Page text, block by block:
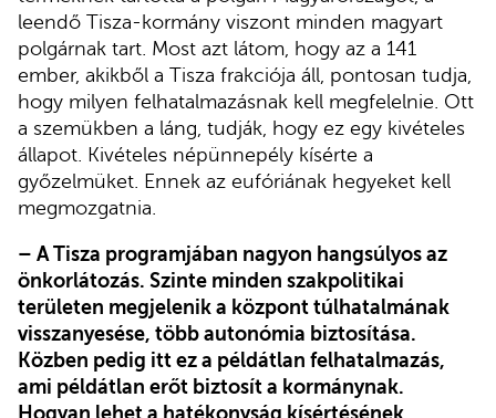
leendő Tisza-kormány viszont minden magyart
polgárnak tart. Most azt látom, hogy az a 141
ember, akikből a Tisza frakciója áll, pontosan tudja,
hogy milyen felhatalmazásnak kell megfelelnie. Ott
a szemükben a láng, tudják, hogy ez egy kivételes
állapot. Kivételes népünnepély kísérte a
győzelmüket. Ennek az eufóriának hegyeket kell
megmozgatnia.
– A Tisza programjában nagyon hangsúlyos az
önkorlátozás. Szinte minden szakpolitikai
területen megjelenik a központ túlhatalmának
visszanyesése, több autonómia biztosítása.
Közben pedig itt ez a példátlan felhatalmazás,
ami példátlan erőt biztosít a kormánynak.